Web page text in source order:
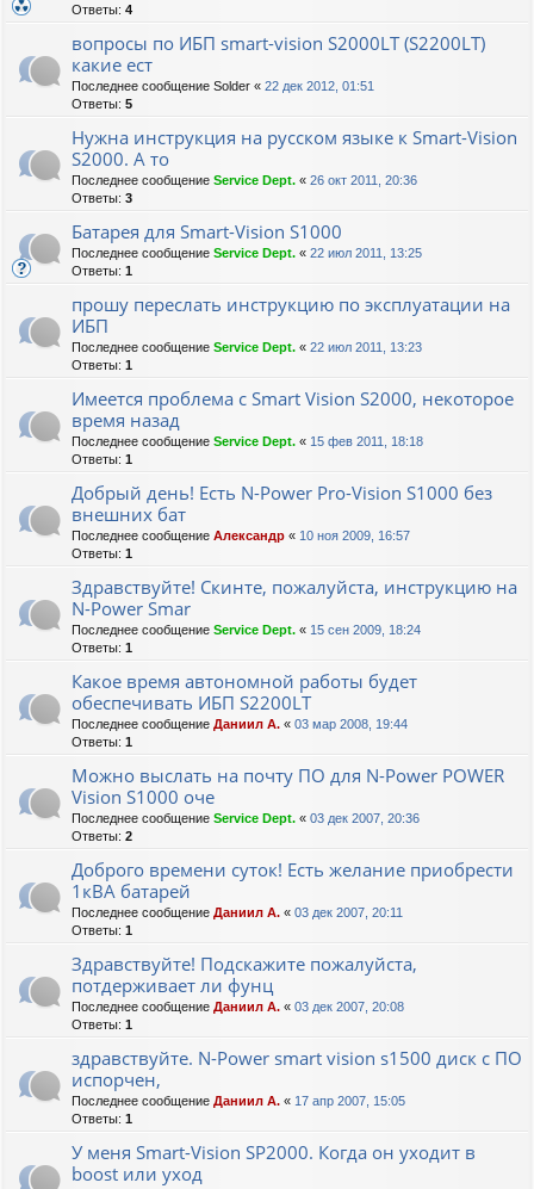
Ответы: 4
вопросы по ИБП smart-vision S2000LT (S2200LT)
какие ест
Последнее сообщение Solder « 22 дек 2012, 01:51
Ответы: 5
Нужна инструкция на русском языке к Smart-Vision
S2000. А то
Последнее сообщение Service Dept. « 26 окт 2011, 20:36
Ответы: 3
Батарея для Smart-Vision S1000
Последнее сообщение Service Dept. « 22 июл 2011, 13:25
Ответы: 1
прошу переслать инструкцию по эксплуатации на
ИБП
Последнее сообщение Service Dept. « 22 июл 2011, 13:23
Ответы: 1
Имеется проблема с Smart Vision S2000, некоторое
время назад
Последнее сообщение Service Dept. « 15 фев 2011, 18:18
Ответы: 1
Добрый день! Есть N-Power Pro-Vision S1000 без
внешних бат
Последнее сообщение Александр « 10 ноя 2009, 16:57
Ответы: 1
Здравствуйте! Скинте, пожалуйста, инструкцию на
N-Power Smar
Последнее сообщение Service Dept. « 15 сен 2009, 18:24
Ответы: 1
Какое время автономной работы будет
обеспечивать ИБП S2200LT
Последнее сообщение Даниил А. « 03 мар 2008, 19:44
Ответы: 1
Можно выслать на почту ПО для N-Power POWER
Vision S1000 оче
Последнее сообщение Service Dept. « 03 дек 2007, 20:36
Ответы: 2
Доброго времени суток! Есть желание приобрести
1кВА батарей
Последнее сообщение Даниил А. « 03 дек 2007, 20:11
Ответы: 1
Здравствуйте! Подскажите пожалуйста,
потдерживает ли фунц
Последнее сообщение Даниил А. « 03 дек 2007, 20:08
Ответы: 1
здравствуйте. N-Power smart vision s1500 диск с ПО
испорчен,
Последнее сообщение Даниил А. « 17 апр 2007, 15:05
Ответы: 1
У меня Smart-Vision SP2000. Когда он уходит в
boost или уход